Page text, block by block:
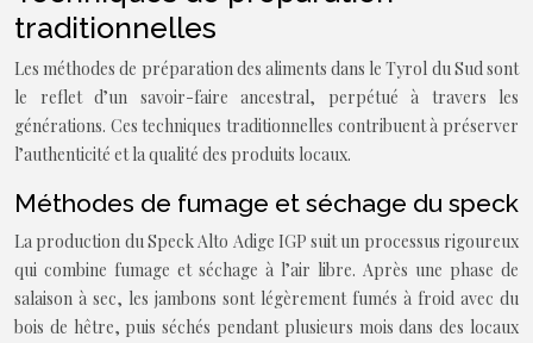
traditionnelles
Les méthodes de préparation des aliments dans le Tyrol du Sud sont
le reflet d’un savoir-faire ancestral, perpétué à travers les
générations. Ces techniques traditionnelles contribuent à préserver
l’authenticité et la qualité des produits locaux.
Méthodes de fumage et séchage du speck
La production du Speck Alto Adige IGP suit un processus rigoureux
qui combine fumage et séchage à l’air libre. Après une phase de
salaison à sec, les jambons sont légèrement fumés à froid avec du
bois de hêtre, puis séchés pendant plusieurs mois dans des locaux